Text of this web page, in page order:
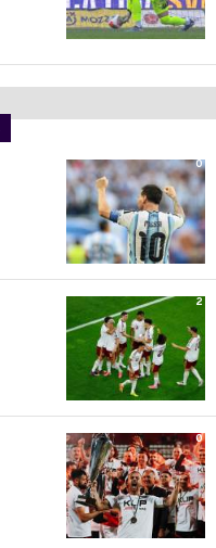
0
2
0